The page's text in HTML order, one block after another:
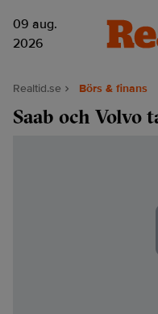
09 aug.
2026
Realtid.se Börs & finans
Saab och Volvo